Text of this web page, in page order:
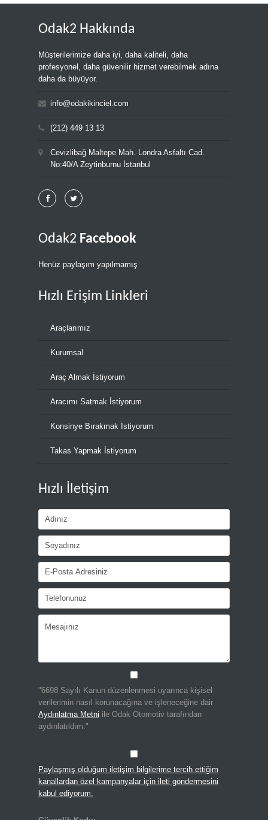
Odak2 Hakkında
Müşterilerimize daha iyi, daha kaliteli, daha
profesyonel, daha güvenilir hizmet verebilmek adına
daha da büyüyor.
info@odakikinciel.com
(212) 449 13 13
Cevizlibağ Maltepe Mah. Londra Asfaltı Cad.
No:40/A Zeytinburnu İstanbul
Odak2 Facebook
Henüz paylaşım yapılmamış
Hızlı Erişim Linkleri
Araçlarımız
Kurumsal
Araç Almak İstiyorum
Aracımı Satmak İstiyorum
Konsinye Bırakmak İstiyorum
Takas Yapmak İstiyorum
Hızlı İletişim
"6698 Sayılı Kanun düzenlenmesi uyarınca kişisel
verilerimin nasıl korunacağına ve işleneceğine dair
Aydınlatma Metni ile Odak Otomotiv tarafından
aydınlatıldım."
Paylaşmış olduğum iletişim bilgilerime tercih ettiğim
kanallardan özel kampanyalar için ileti göndermesini
kabul ediyorum.